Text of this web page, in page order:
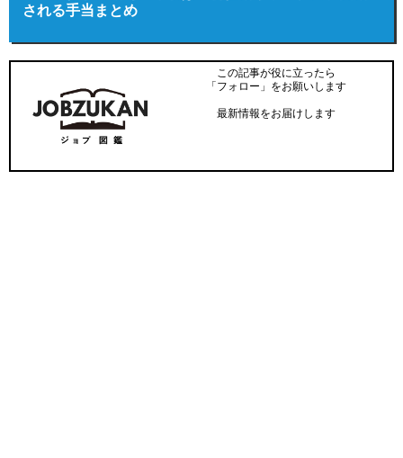
される手当まとめ
この記事が役に立ったら
「フォロー」をお願いします
最新情報をお届けします